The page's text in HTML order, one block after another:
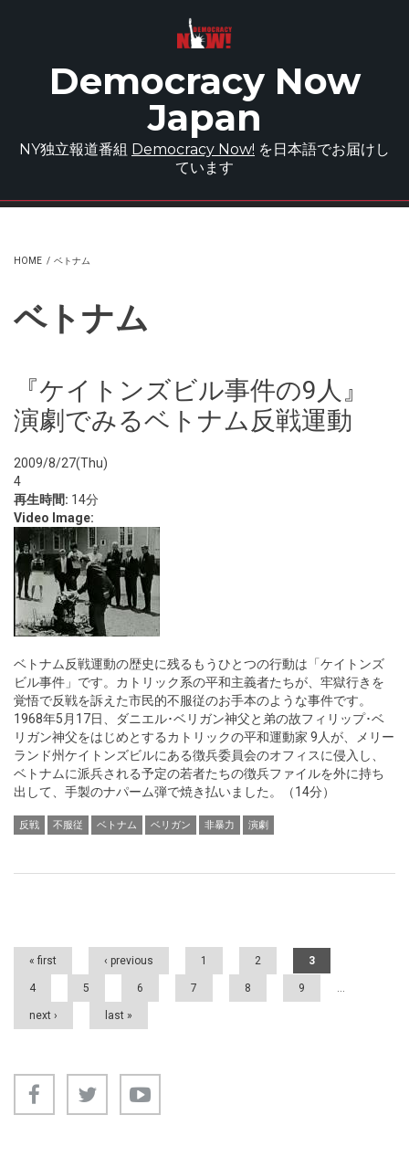
Democracy Now
Japan
NY独立報道番組 Democracy Now! を日本語でお届けし
ています
HOME / ベトナム
ベトナム
『ケイトンズビル事件の9人』
演劇でみるベトナム反戦運動
2009/8/27(Thu)
4
再生時間: 14分
Video Image:
ベトナム反戦運動の歴史に残るもうひとつの行動は「ケイトンズ
ビル事件」です。カトリック系の平和主義者たちが、牢獄行きを
覚悟で反戦を訴えた市民的不服従のお手本のような事件です。
1968年5月17日、ダニエル･ベリガン神父と弟の故フィリップ･ベ
リガン神父をはじめとするカトリックの平和運動家 9人が、メリー
ランド州ケイトンズビルにある徴兵委員会のオフィスに侵入し、
ベトナムに派兵される予定の若者たちの徴兵ファイルを外に持ち
出して、手製のナパーム弾で焼き払いました。（14分）
反戦 不服従 ベトナム ベリガン 非暴力 演劇
Pages
« first ‹ previous 1 2 3
4 5 6 7 8 9 …
next › last »